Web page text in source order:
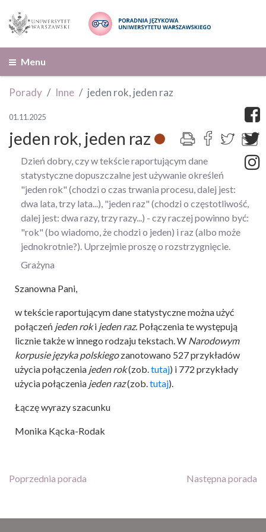
Menu
Porady Inne jeden rok, jeden raz
01.11.2025
jeden rok, jeden raz
Dzień dobry, czy w tekście raportującym dane
statystyczne dopuszczalne jest używanie określeń
"jeden rok" (chodzi o czas trwania procesu, dalej jest:
dwa lata, trzy lata...), "jeden raz" (chodzi o częstotliwość,
dalej jest: dwa razy, trzy razy...) - czy raczej powinno być:
"rok" (bo wiadomo, że chodzi o jeden) i raz (albo może
jednokrotnie?). Uprzejmie proszę o rozstrzygnięcie.
Grażyna
Szanowna Pani,
w tekście raportującym dane statystyczne można użyć
połączeń jeden roki jeden raz. Połączenia te występują
licznie także w innego rodzaju tekstach. W Narodowym
korpusie języka polskiegozanotowano 527 przykładów
użycia połączenia jeden rok(zob.tutaj) i 772 przykłady
użycia połączenia jeden raz(zob.tutaj).
Łączę wyrazy szacunku
Monika Kącka-Rodak
Poprzednia porada Następna porada